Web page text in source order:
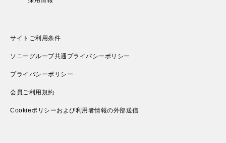
サイトご利用条件
ソニーグループ共通プライバシーポリシー
プライバシーポリシー
会員ご利用規約
Cookieポリシーおよび利用者情報の外部送信